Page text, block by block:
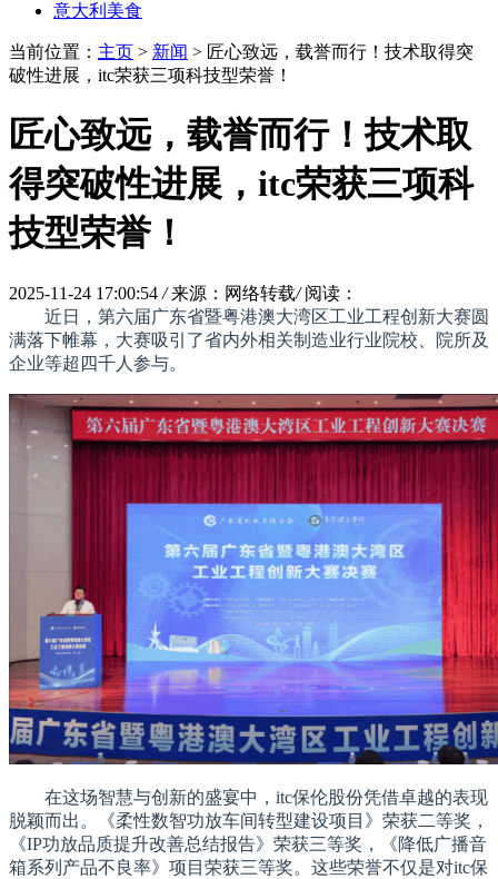
意大利美食
当前位置： 主页 > 新闻 > 匠心致远，载誉而行！技术取得突
破性进展，itc荣获三项科技型荣誉！
匠心致远，载誉而行！技术取
得突破性进展，itc荣获三项科
技型荣誉！
2025-11-24 17:00:54 / 来源：网络转载/ 阅读：
近日，第六届广东省暨粤港澳大湾区工业工程创新大赛圆
满落下帷幕，大赛吸引了省内外相关制造业行业院校、院所及
企业等超四千人参与。
在这场智慧与创新的盛宴中，itc保伦股份凭借卓越的表现
脱颖而出。《柔性数智功放车间转型建设项目》荣获二等奖，
《IP功放品质提升改善总结报告》荣获三等奖，《降低广播音
箱系列产品不良率》项目荣获三等奖。这些荣誉不仅是对itc保